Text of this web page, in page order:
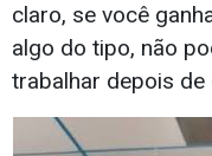
claro, se você
algo do tipo, não
trabalhar depois de